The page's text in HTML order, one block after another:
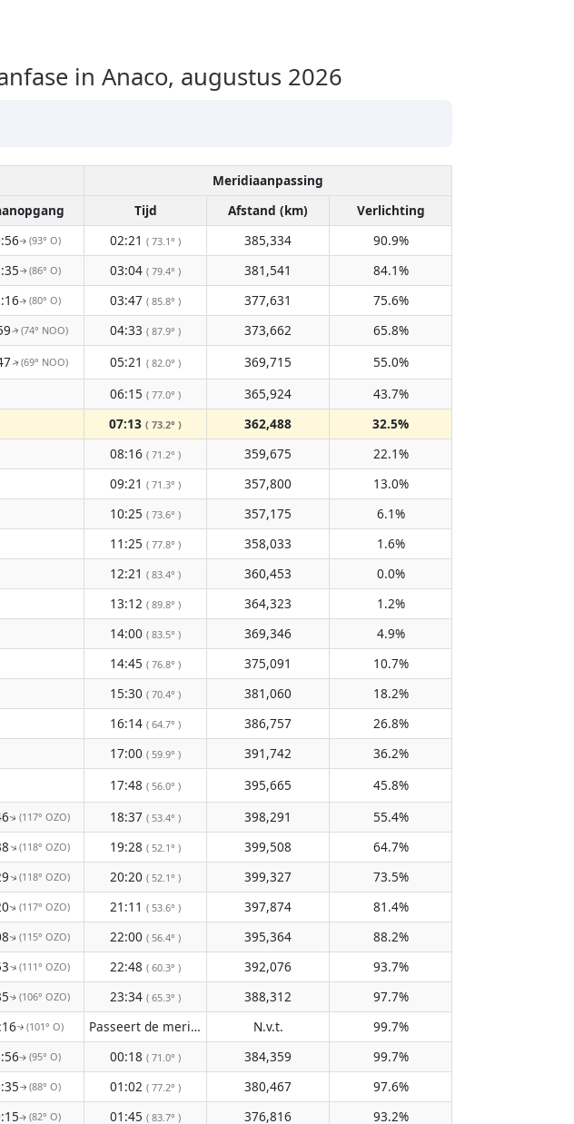
in Anaco, augustus 2026
Meridiaanpassing
Tijd Afstand (km)
Verlichting
↑ (93° O) 02:21 ( 73.1° ) 385,334
90.9%
↑ (86° O) 03:04 ( 79.4° ) 381,541
84.1%
↑(80° O) 03:47 ( 85.8° ) 377,631
75.6%
↑(74° NOO) 04:33 ( 87.9° ) 373,662
65.8%
↑(69° NOO) 05:21 ( 82.0° ) 369,715
55.0%
06:15 ( 77.0° ) 365,924
43.7%
07:13 ( 73.2° ) 362,488
32.5%
08:16 ( 71.2° ) 359,675
22.1%
09:21 ( 71.3° ) 357,800
13.0%
10:25 ( 73.6° ) 357,175
6.1%
11:25 ( 77.8° ) 358,033
1.6%
12:21 ( 83.4° ) 360,453
0.0%
13:12 ( 89.8° ) 364,323
1.2%
14:00 ( 83.5° ) 369,346
4.9%
14:45 ( 76.8° ) 375,091
10.7%
15:30 ( 70.4° ) 381,060
18.2%
16:14 ( 64.7° ) 386,757
26.8%
17:00 ( 59.9° ) 391,742
36.2%
17:48 ( 56.0° ) 395,665
45.8%
↑(117° OZO) 18:37 ( 53.4° ) 398,291
55.4%
↑(118° OZO) 19:28 ( 52.1° ) 399,508
64.7%
↑(118° OZO) 20:20 ( 52.1° ) 399,327
73.5%
↑(117° OZO) 21:11 ( 53.6° ) 397,874
81.4%
↑(115° OZO) 22:00 ( 56.4° ) 395,364
88.2%
↑(111° OZO) 22:48 ( 60.3° ) 392,076
93.7%
↑(106° OZO) 23:34 ( 65.3° ) 388,312
97.7%
↑(101° O) Passeert de meridiaan niet ( N.v.t. )
N.v.t.
99.7%
↑ (95° O) 00:18 ( 71.0° ) 384,359
99.7%
↑ (88° O) 01:02 ( 77.2° ) 380,467
97.6%
↑(82° O) 01:45 ( 83.7° ) 376,816
93.2%